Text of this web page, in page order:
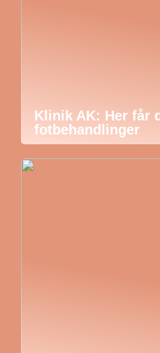
Klinik AK: Her får
fotbehandlinger